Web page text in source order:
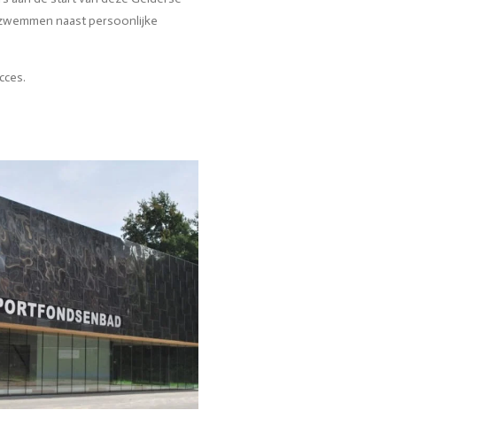
naast persoonlijke